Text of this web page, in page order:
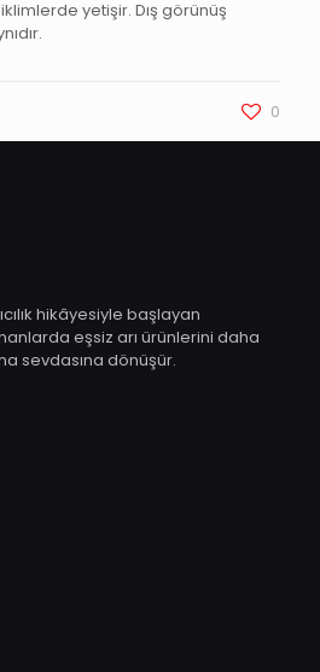
yetişir. Dış görünüş
0
hikâyesiyle başlayan
eşsiz arı ürünlerini daha
sevdasına dönüşür.